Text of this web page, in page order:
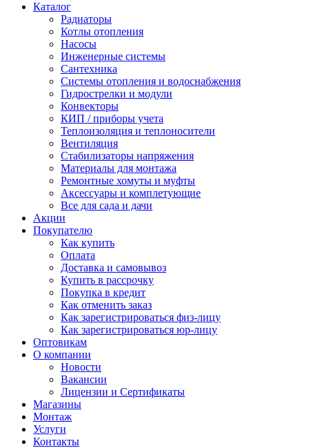
Каталог
Радиаторы
Котлы отопления
Насосы
Инженерные системы
Сантехника
Системы отопления и водоснабжения
Гидрострелки и модули
Конвекторы
КИП / приборы учета
Теплоизоляция и теплоносители
Вентиляция
Стабилизаторы напряжения
Материалы для монтажа
Ремонтные хомуты и муфты
Аксессуары и комплетующие
Все для сада и дачи
Акции
Покупателю
Как купить
Оплата
Доставка и самовывоз
Купить в рассрочку
Покупка в кредит
Как отменить заказ
Как зарегистрироваться физ-лицу
Как зарегистрироваться юр-лицу
Оптовикам
О компании
Новости
Вакансии
Лицензии и Сертификаты
Магазины
Монтаж
Услуги
Контакты